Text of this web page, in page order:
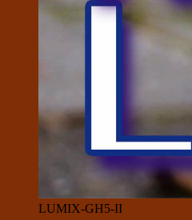
LUMIX-GH5-II